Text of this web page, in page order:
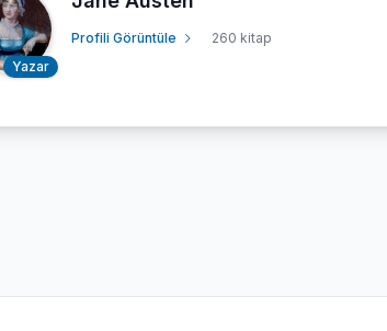
Yazar
Profili Görüntüle 260 kitap